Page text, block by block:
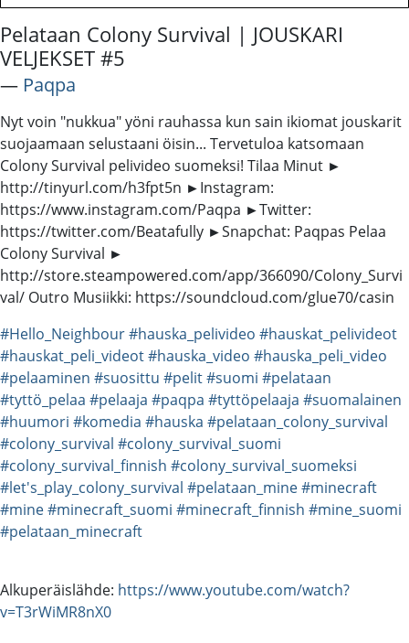
Pelataan Colony Survival | JOUSKARI
VELJEKSET #5
― Paqpa
Nyt voin "nukkua" yöni rauhassa kun sain ikiomat jouskarit
suojaamaan selustaani öisin... Tervetuloa katsomaan
Colony Survival pelivideo suomeksi! Tilaa Minut ►
http://tinyurl.com/h3fpt5n ►Instagram:
https://www.instagram.com/Paqpa ►Twitter:
https://twitter.com/Beatafully ►Snapchat: Paqpas Pelaa
Colony Survival ►
http://store.steampowered.com/app/366090/Colony_Survi
val/ Outro Musiikki: https://soundcloud.com/glue70/casin
#Hello_Neighbour#hauska_pelivideo #hauskat_pelivideot
#hauskat_peli_videot#hauska_video #hauska_peli_video
#pelaaminen #suosittu #pelit#suomi #pelataan
#tyttö_pelaa #pelaaja #paqpa #tyttöpelaaja #suomalainen
#huumori #komedia #hauska #pelataan_colony_survival
#colony_survival #colony_survival_suomi
#colony_survival_finnish #colony_survival_suomeksi
#let's_play_colony_survival #pelataan_mine#minecraft
#mine#minecraft_suomi #minecraft_finnish #mine_suomi
#pelataan_minecraft
Alkuperäislähde: https://www.youtube.com/watch?
v=T3rWiMR8nX0